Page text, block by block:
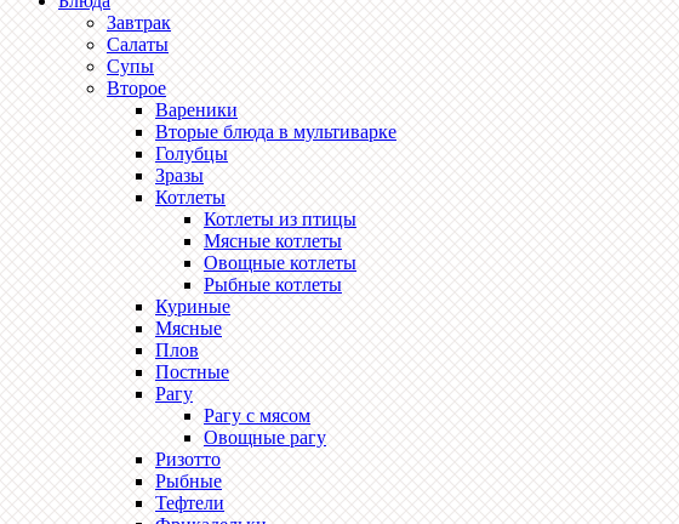
Завтрак
Салаты
Супы
Второе
Вареники
Вторые блюда в мультиварке
Голубцы
Зразы
Котлеты
Котлеты из птицы
Мясные котлеты
Овощные котлеты
Рыбные котлеты
Куриные
Мясные
Плов
Постные
Рагу
Рагу с мясом
Овощные рагу
Ризотто
Рыбные
Тефтели